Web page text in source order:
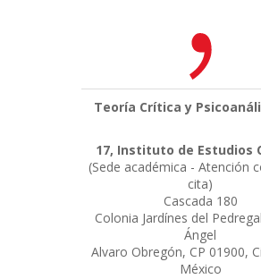
Teoría Crítica y
17, Instituto de Estudios
(Sede académica - Atención
cita)
Cascada 180
Colonia Jardínes del
Ángel
Alvaro Obregón, CP 01900,
México